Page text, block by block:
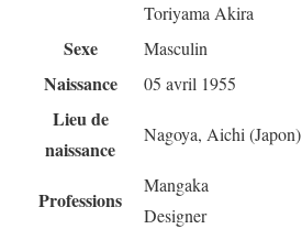
Toriyama Akira
Sexe Masculin
Naissance 05 avril 1955
Lieu de
naissance
Nagoya, Aichi (Japon)
Professions
Mangaka
Designer